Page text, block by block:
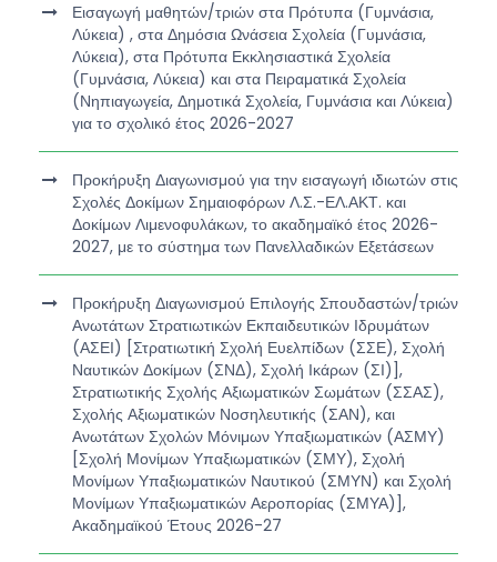
Εισαγωγή μαθητών/τριών στα Πρότυπα (Γυμνάσια,
Λύκεια) , στα Δημόσια Ωνάσεια Σχολεία (Γυμνάσια,
Λύκεια), στα Πρότυπα Εκκλησιαστικά Σχολεία
(Γυμνάσια, Λύκεια) και στα Πειραματικά Σχολεία
(Νηπιαγωγεία, Δημοτικά Σχολεία, Γυμνάσια και Λύκεια)
για το σχολικό έτος 2026-2027
Προκήρυξη Διαγωνισμού για την εισαγωγή ιδιωτών στις
Σχολές Δοκίμων Σημαιοφόρων Λ.Σ.-ΕΛ.ΑΚΤ. και
Δοκίμων Λιμενοφυλάκων, το ακαδημαϊκό έτος 2026-
2027, με το σύστημα των Πανελλαδικών Εξετάσεων
Προκήρυξη Διαγωνισμού Επιλογής Σπουδαστών/τριών
Ανωτάτων Στρατιωτικών Εκπαιδευτικών Ιδρυμάτων
(ΑΣΕΙ) [Στρατιωτική Σχολή Ευελπίδων (ΣΣΕ), Σχολή
Ναυτικών Δοκίμων (ΣΝΔ), Σχολή Ικάρων (ΣΙ)],
Στρατιωτικής Σχολής Αξιωματικών Σωμάτων (ΣΣΑΣ),
Σχολής Αξιωματικών Νοσηλευτικής (ΣΑΝ), και
Ανωτάτων Σχολών Μόνιμων Υπαξιωματικών (ΑΣΜΥ)
[Σχολή Μονίμων Υπαξιωματικών (ΣΜΥ), Σχολή
Μονίμων Υπαξιωματικών Ναυτικού (ΣΜΥΝ) και Σχολή
Μονίμων Υπαξιωματικών Αεροπορίας (ΣΜΥΑ)],
Ακαδημαϊκού Έτους 2026-27